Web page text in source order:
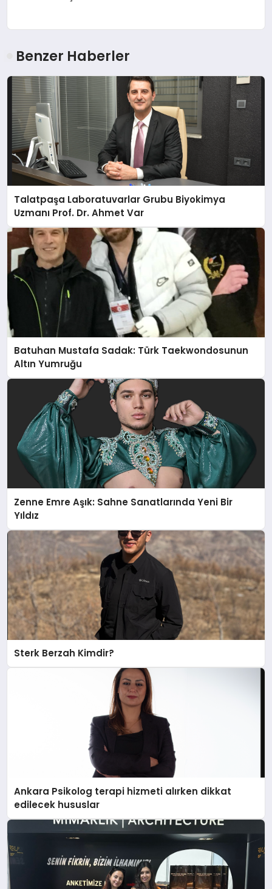
Benzer Haberler
Talatpaşa Laboratuvarlar Grubu Biyokimya
Uzmanı Prof. Dr. Ahmet Var
Batuhan Mustafa Sadak: Türk Taekwondosunun
Altın Yumruğu
Zenne Emre Aşık: Sahne Sanatlarında Yeni Bir
Yıldız
Sterk Berzah Kimdir?
Ankara Psikolog terapi hizmeti alırken dikkat
edilecek hususlar